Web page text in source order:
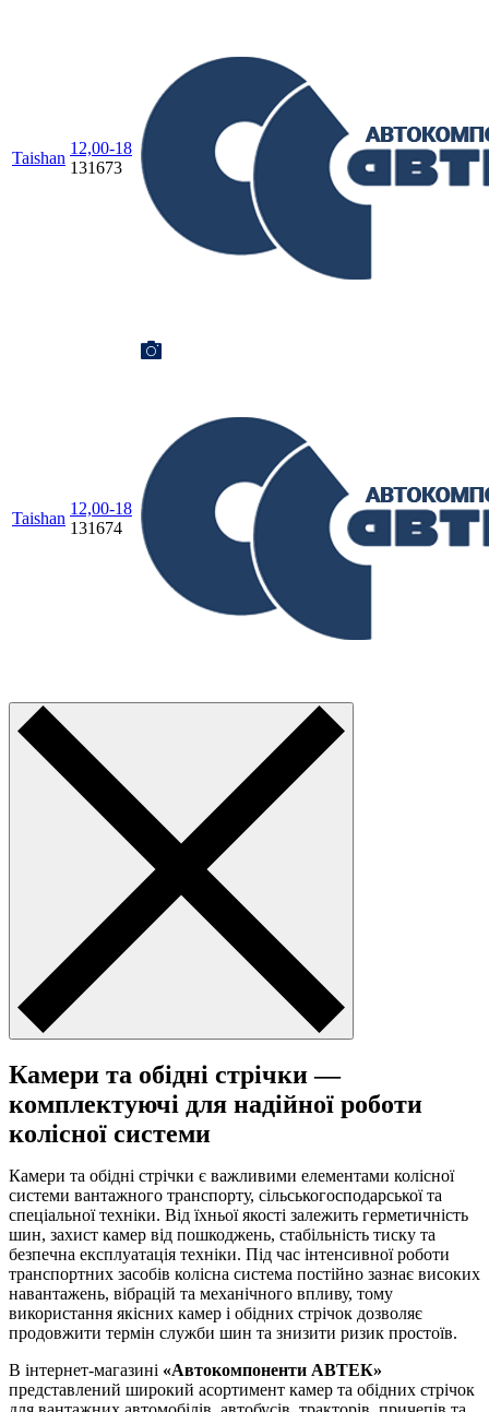
Taishan
12,00-18
131673
Taishan
12,00-18
131674
Камери та обідні стрічки —
комплектуючі для надійної роботи
колісної системи
Камери та обідні стрічки є важливими елементами колісної
системи вантажного транспорту, сільськогосподарської та
спеціальної техніки. Від їхньої якості залежить герметичність
шин, захист камер від пошкоджень, стабільність тиску та
безпечна експлуатація техніки. Під час інтенсивної роботи
транспортних засобів колісна система постійно зазнає високих
навантажень, вібрацій та механічного впливу, тому
використання якісних камер і обідних стрічок дозволяє
продовжити термін служби шин та знизити ризик простоїв.
В інтернет-магазині «Автокомпоненти АВТЕК»
представлений широкий асортимент камер та обідних стрічок